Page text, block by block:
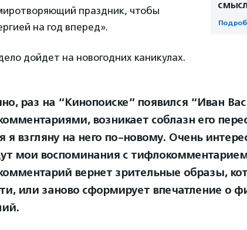
праздник, чтобы
на год вперед».
дойдет на новогодних каникулах.
раз на “Кинопоиске” появился “Иван
возникает соблазн его
я взгляну на него по-новому. Очень
мои воспоминания с
вернет зрительные образы,
или заново сформирует впечатление о